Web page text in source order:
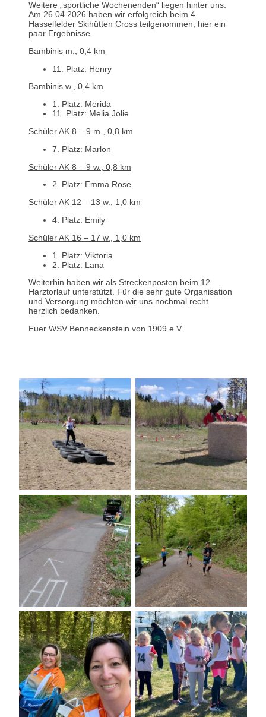
Weitere „sportliche Wochenenden“ liegen hinter uns.
Am 26.04.2026 haben wir erfolgreich beim 4.
Hasselfelder Skihütten Cross teilgenommen, hier ein
paar Ergebnisse.
Bambinis m., 0,4 km
11. Platz: Henry
Bambinis w., 0,4 km
1. Platz: Merida
11. Platz: Melia Jolie
Schüler AK 8 – 9 m., 0,8 km
7. Platz: Marlon
Schüler AK 8 – 9 w., 0,8 km
2. Platz: Emma Rose
Schüler AK 12 – 13 w., 1,0 km
4. Platz: Emily
Schüler AK 16 – 17 w., 1,0 km
1. Platz: Viktoria
2. Platz: Lana
Weiterhin haben wir als Streckenposten beim 12.
Harztorlauf unterstützt. Für die sehr gute Organisation
und Versorgung möchten wir uns nochmal recht
herzlich bedanken.
Euer WSV Benneckenstein von 1909 e.V.